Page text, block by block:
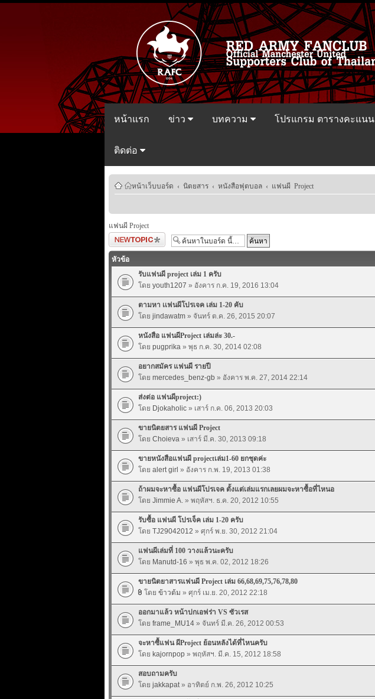
หน้าแรก ข่าว บทความ โปรแกรม ตารางคะแนน
ติดต่อ
หน้าเว็บบอร์ด ‹ นิตยสาร ‹ หนังสือฟุตบอล ‹ แฟนผี Project
แฟนผี Project
ตั้งกระทู้ใหม่
หัวข้อ
รับแฟนผี project เล่ม 1 ครับ
โดย youth1207 » อังคาร ก.ค. 19, 2016 13:04
ตามหา เเฟนผีโปรเจค เล่ม 1-20 คับ
โดย jindawatm» จันทร์ ต.ค. 26, 2015 20:07
หนังสือ แฟนผีProject เล่มล่ะ 30.-
โดย pugprika» พุธ ก.ค. 30, 2014 02:08
อยากสมัคร แฟนผี รายปี
โดย mercedes_benz-gb » อังคาร พ.ค. 27, 2014 22:14
ส่งต่อ แฟนผีproject:)
โดย Djokaholic» เสาร์ ก.ค. 06, 2013 20:03
ขายนิตยสาร แฟนผี Project
โดย Choieva» เสาร์ มี.ค. 30, 2013 09:18
ขายหนังสือแฟนผี projectเล่ม1-60 ยกชุดค่ะ
โดย alert girl » อังคาร ก.พ. 19, 2013 01:38
ถ้าผมจะหาซื้อ แฟนผีโปรเจค ตั้งแต่เล่มแรกเลยผมจะหาซื้อที่ไหนอ
โดย Jimmie A.» พฤหัสฯ. ธ.ค. 20, 2012 10:55
รับซื้อ แฟนผี โปรเจ็ค เล่ม 1-20 ครับ
โดย TJ29042012 » ศุกร์ พ.ย. 30, 2012 21:04
แฟนผีเล่มที่ 100 วางแล้วนะครับ
โดย Manutd-16 » พุธ พ.ค. 02, 2012 18:26
ขายนิตยาสารแฟนผี Project เล่ม 66,68,69,75,76,78,80
โดย ข้าวต้ม » ศุกร์ เม.ย. 20, 2012 22:18
ออกมาแล้ว หน้าปกเอฟร่า VS ซัวเรส
โดย frame_MU14» จันทร์ มี.ค. 26, 2012 00:53
จะหาซื้แฟน ผีProject ย้อนหลังได้ที่ไหนครับ
โดย kajornpop» พฤหัสฯ. มี.ค. 15, 2012 18:58
สอบถามครับ
โดย jakkapat» อาทิตย์ ก.พ. 26, 2012 10:25